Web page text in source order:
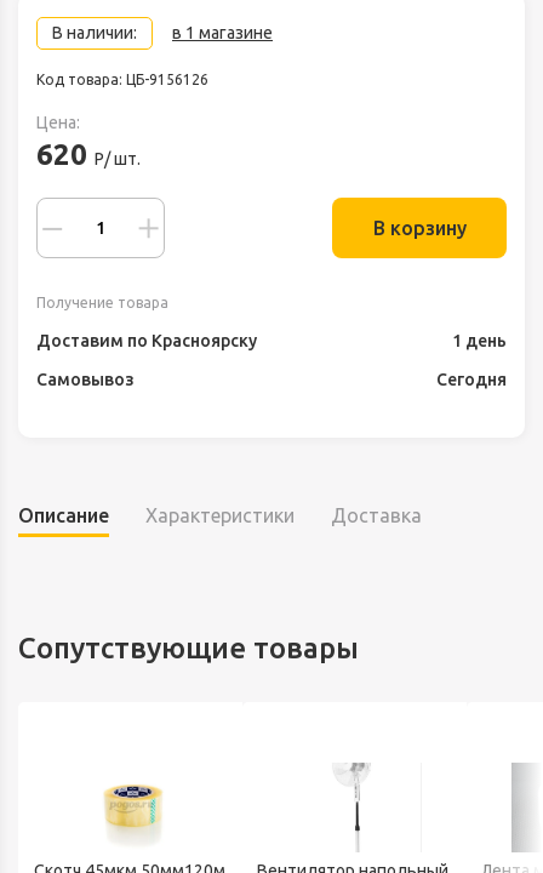
В наличии: в 1 магазине
Код товара: ЦБ-9156126
Цена:
620 Р/ шт.
В корзину
Получение товара
Доставим по Красноярску
1 день
Самовывоз
Сегодня
Описание Характеристики Доставка
Сопутствующие товары